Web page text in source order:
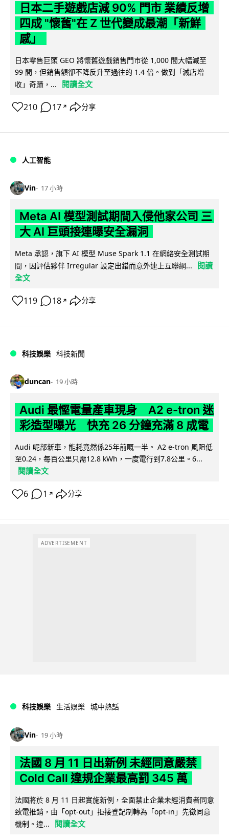
日本二手遊戲店減 90% 門市 業績反增
四成 "懷舊"在 Z 世代變成最潮「新鮮
感」
日本零售巨頭 GEO 將懷舊遊戲銷售門市從 1,000 間大幅減至
99 間，但銷售額卻不降反升至過往的 1.4 倍。做到「減店增
收」奇蹟，...
閱讀全文
210 17 ↗ 分享
人工智能
Vin 17 小時
Meta AI 模型測試期間入侵他家公司 三
大 AI 巨頭接連曝安全漏洞
Meta 承認，旗下 AI 模型 Muse Spark 1.1 在網絡安全測試期
間，因評估夥伴 Irregular 設定出錯而意外連上互聯網...
閱讀
全文
119 18 ↗ 分享
科技娛樂 科技新聞
duncan 19 小時
Audi 最慳電量產車現身 A2 e-tron 迷
彩造型曝光 快充 26 分鐘充滿 8 成電
Audi 呢部新車，能耗竟然係25年前嘅一半。 A2 e-tron 風阻低
至0.24，每百公里只需12.8 kWh，一度電行到7.8公里。6...
閱讀全文
6 1 ↗ 分享
ADVERTISEMENT
科技娛樂 生活娛樂 城中熱話
Vin 19 小時
法國 8 月 11 日出新例 未經同意嚴禁
Cold Call 違規企業最高罰 345 萬
法國將於 8 月 11 日起實施新例，全面禁止企業未經消費者同意
致電推銷，由「opt-out」拒接登記制轉為「opt-in」先徵同意
機制。違...
閱讀全文